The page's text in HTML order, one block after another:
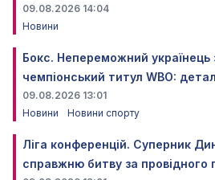
09.08.2026 14:04
Новини
Бокс. Непереможний українець
чемпіонський титул WBO:
09.08.2026 13:01
Новини
Новини спорту
Ліга конференцій. Суперник
справжню битву за провідного